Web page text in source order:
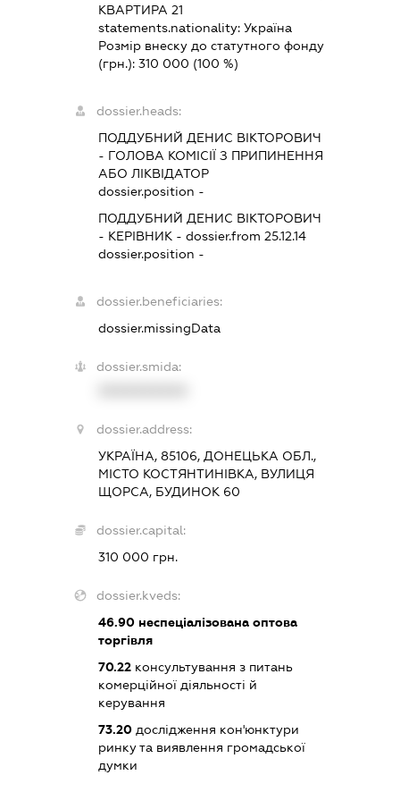
КВАРТИРА 21
statements.nationality: Україна
Розмір внеску до статутного фонду
(грн.): 310 000 (100 %)
dossier.heads:
ПОДДУБНИЙ ДЕНИС ВІКТОРОВИЧ
- ГОЛОВА КОМІСІЇ З ПРИПИНЕННЯ
АБО ЛІКВІДАТОР
dossier.position -
ПОДДУБНИЙ ДЕНИС ВІКТОРОВИЧ
- КЕРІВНИК - dossier.from 25.12.14
dossier.position -
dossier.beneficiaries:
dossier.missingData
dossier.smida:
dossier.address:
УКРАЇНА, 85106, ДОНЕЦЬКА ОБЛ.,
МІСТО КОСТЯНТИНІВКА, ВУЛИЦЯ
ЩОРСА, БУДИНОК 60
dossier.capital:
310 000 грн.
dossier.kveds:
46.90неспеціалізована оптова
торгівля
70.22консультування з питань
комерційної діяльності й
керування
73.20дослідження кон'юнктури
ринку та виявлення громадської
думки